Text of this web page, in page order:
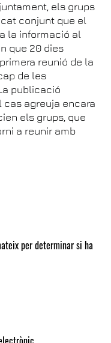
per determinar si ha
els grups
conjunt que el
la informació al
que 20 dies
reunió de la
de les
publicació
agreuja encara
els grups, que
a reunir amb